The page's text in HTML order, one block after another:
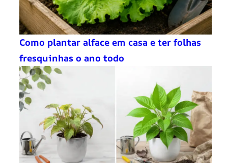
Como plantar alface em casa e ter folhas
fresquinhas o ano todo